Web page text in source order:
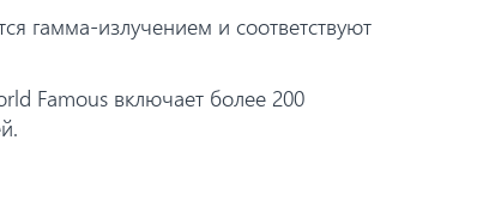
гамма-излучением и соответствуют
Famous включает более 200